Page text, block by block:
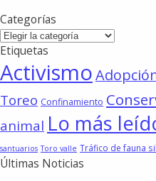
Categorías
Categorías
Etiquetas
Activismo
Toreo Confinamiento
animal Lo más
santuarios Toro valle Tráfico de fauna
Últimas Noticias